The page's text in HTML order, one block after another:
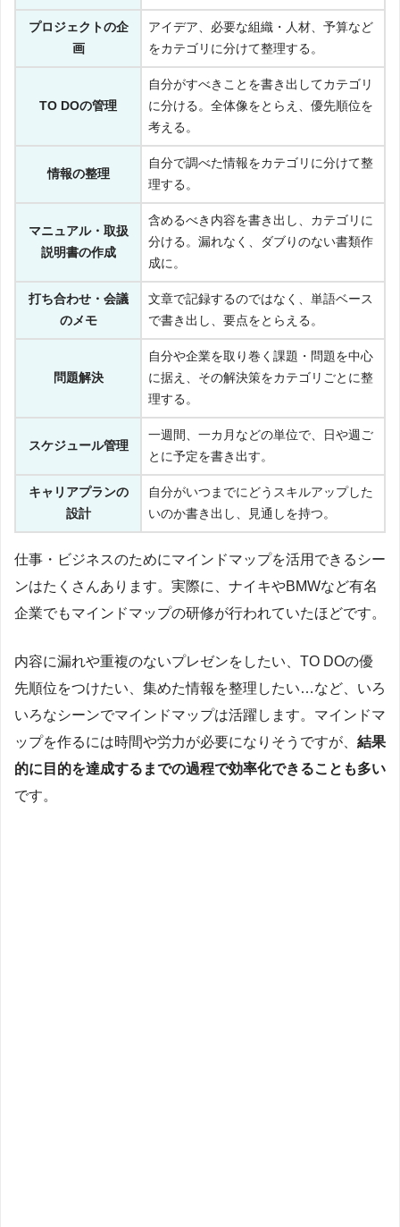
プロジェクトの企
画
アイデア、必要な組織・人材、予算など
をカテゴリに分けて整理する。
TO DOの管理
自分がすべきことを書き出してカテゴリ
に分ける。全体像をとらえ、優先順位を
考える。
情報の整理
自分で調べた情報をカテゴリに分けて整
理する。
マニュアル・取扱
説明書の作成
含めるべき内容を書き出し、カテゴリに
分ける。漏れなく、ダブりのない書類作
成に。
打ち合わせ・会議
のメモ
文章で記録するのではなく、単語ベース
で書き出し、要点をとらえる。
問題解決
自分や企業を取り巻く課題・問題を中心
に据え、その解決策をカテゴリごとに整
理する。
スケジュール管理
一週間、一カ月などの単位で、日や週ご
とに予定を書き出す。
キャリアプランの
設計
自分がいつまでにどうスキルアップした
いのか書き出し、見通しを持つ。
仕事・ビジネスのためにマインドマップを活用できるシー
ンはたくさんあります。実際に、ナイキやBMWなど有名
企業でもマインドマップの研修が行われていたほどです。
内容に漏れや重複のないプレゼンをしたい、TO DOの優
先順位をつけたい、集めた情報を整理したい…など、いろ
いろなシーンでマインドマップは活躍します。マインドマ
ップを作るには時間や労力が必要になりそうですが、 結果
的に目的を達成するまでの過程で効率化できることも多い
です。